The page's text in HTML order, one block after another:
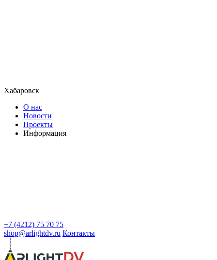
Хабаровск
О нас
Новости
Проекты
Информация
+7 (4212) 75 70 75
shop@arlightdv.ru Контакты